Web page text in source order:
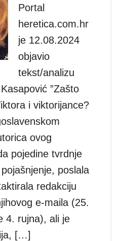
Portal
heretica.com.hr
je 12.08.2024
objavio
tekst/analizu
”Zašto
i viktorijance?
ovog
pojedine tvrdnje
poslala
redakciju
e-maila (25.
4. rujna), ali je
[…]